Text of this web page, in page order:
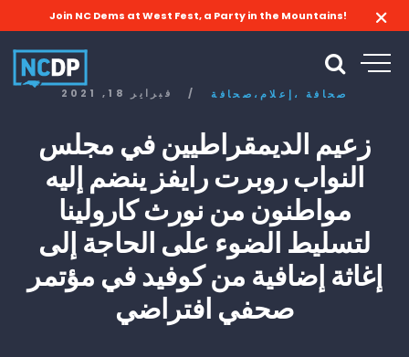
Join NC Dems at West Fest, a Party in the Mountains!
فبراير 18, 2021 / صحافة، إعلام، صحافة
زعيم الديمقراطيين في مجلس
النواب روبرت رايفز ينضم إليه
مواطنون من نورث كارولينا
لتسليط الضوء على الحاجة إلى
إغاثة إضافية من كوفيد في مؤتمر
صحفي افتراضي